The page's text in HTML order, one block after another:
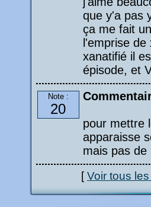
que y'a pas
ça me fait
l'emprise
xanatifié il
épisode, et
Note :
20
pour mettre
apparaisse
mais pas
[Voir tous